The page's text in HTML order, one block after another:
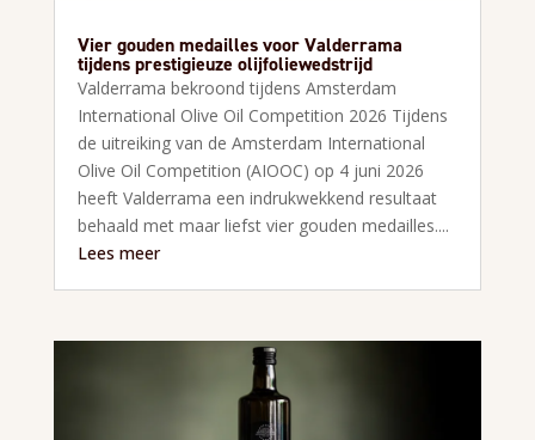
Vier gouden medailles voor Valderrama
tijdens prestigieuze olijfoliewedstrijd
Valderrama bekroond tijdens Amsterdam
International Olive Oil Competition 2026 Tijdens
de uitreiking van de Amsterdam International
Olive Oil Competition (AIOOC) op 4 juni 2026
heeft Valderrama een indrukwekkend resultaat
behaald met maar liefst vier gouden medailles....
Lees meer